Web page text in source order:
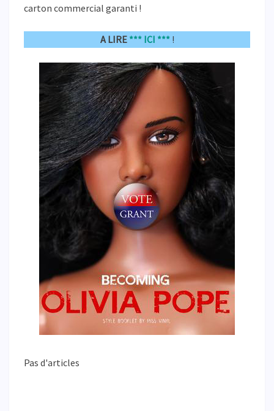
carton commercial garanti !
A LIRE *** ICI ***!
Pas d'articles